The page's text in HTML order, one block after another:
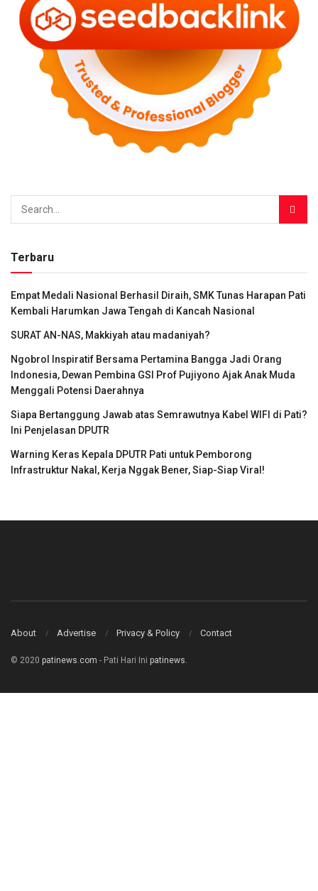
Terbaru
Empat Medali Nasional Berhasil Diraih, SMK Tunas Harapan Pati
Kembali Harumkan Jawa Tengah di Kancah Nasional
SURAT AN-NAS, Makkiyah atau madaniyah?
Ngobrol Inspiratif Bersama Pertamina Bangga Jadi Orang
Indonesia, Dewan Pembina GSI Prof Pujiyono Ajak Anak Muda
Menggali Potensi Daerahnya
Siapa Bertanggung Jawab atas Semrawutnya Kabel WIFI di Pati?
Ini Penjelasan DPUTR
Warning Keras Kepala DPUTR Pati untuk Pemborong
Infrastruktur Nakal, Kerja Nggak Bener, Siap-Siap Viral!
About Advertise Privacy & Policy Contact
© 2020 patinews.com - Pati Hari Ini patinews.